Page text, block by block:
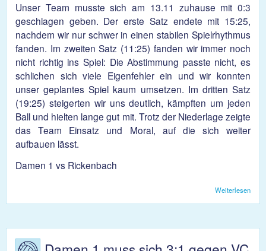
Unser Team musste sich am 13.11 zuhause mit 0:3
geschlagen geben. Der erste Satz endete mit 15:25,
nachdem wir nur schwer in einen stabilen Spielrhythmus
fanden. Im zweiten Satz (11:25) fanden wir immer noch
nicht richtig ins Spiel: Die Abstimmung passte nicht, es
schlichen sich viele Eigenfehler ein und wir konnten
unser geplantes Spiel kaum umsetzen. Im dritten Satz
(19:25) steigerten wir uns deutlich, kämpften um jeden
Ball und hielten lange gut mit. Trotz der Niederlage zeigte
das Team Einsatz und Moral, auf die sich weiter
aufbauen lässt.
Damen 1 vs Rickenbach
Weiterlesen